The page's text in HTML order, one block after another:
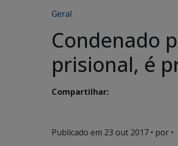
Geral
Condenado
prisional, é
Compartilhar:
Publicado em 23 out 2017 • por •